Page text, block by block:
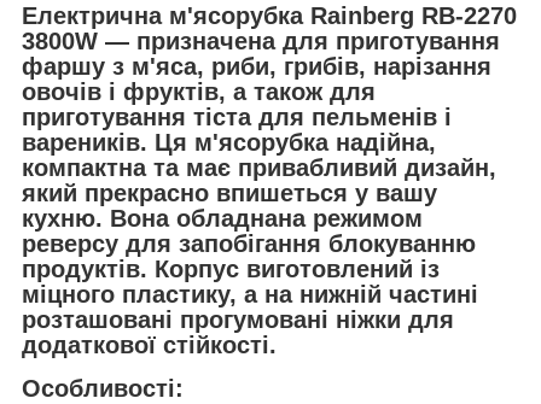
Електрична м'ясорубка Rainberg RB-2270
3800W — призначена для приготування
фаршу з м'яса, риби, грибів, нарізання
овочів і фруктів, а також для
приготування тіста для пельменів і
вареників. Ця м'ясорубка надійна,
компактна та має привабливий дизайн,
який прекрасно впишеться у вашу
кухню. Вона обладнана режимом
реверсу для запобігання блокуванню
продуктів. Корпус виготовлений із
міцного пластику, а на нижній частині
розташовані прогумовані ніжки для
додаткової стійкості.
Особливості: